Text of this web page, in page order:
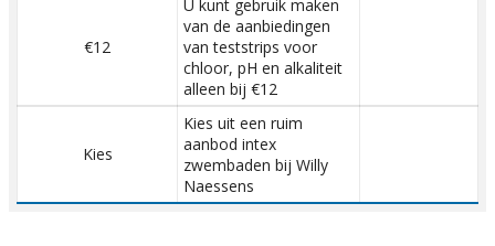
€12
U kunt gebruik maken
van de aanbiedingen
van teststrips voor
chloor, pH en alkaliteit
alleen bij €12
Kies
Kies uit een ruim
aanbod intex
zwembaden bij Willy
Naessens